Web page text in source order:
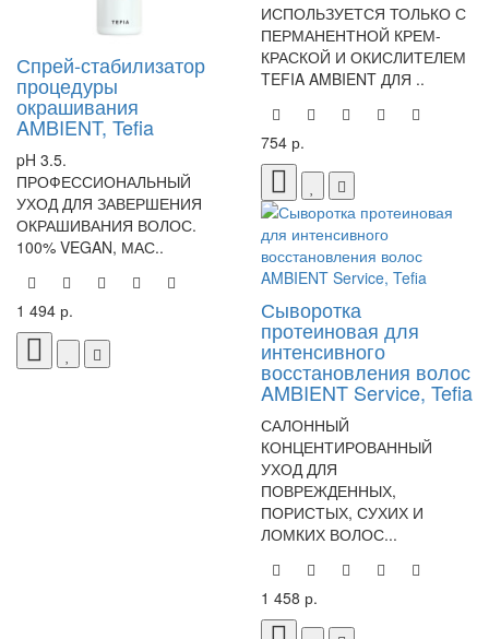
Спрей-стабилизатор
процедуры
окрашивания
AMBIENT, Tefia
pH 3.5.
ПРОФЕССИОНАЛЬНЫЙ
УХОД ДЛЯ ЗАВЕРШЕНИЯ
ОКРАШИВАНИЯ ВОЛОС.
100% VEGAN, МАС..
1 494 р.
ИСПОЛЬЗУЕТСЯ ТОЛЬКО С
ПЕРМАНЕНТНОЙ КРЕМ-
КРАСКОЙ И ОКИСЛИТЕЛЕМ
TEFIA AMBIENT ДЛЯ ..
754 р.
Сыворотка
протеиновая для
интенсивного
восстановления волос
AMBIENT Service, Tefia
САЛОННЫЙ
КОНЦЕНТИРОВАННЫЙ
УХОД ДЛЯ
ПОВРЕЖДЕННЫХ,
ПОРИСТЫХ, СУХИХ И
ЛОМКИХ ВОЛОС...
1 458 р.